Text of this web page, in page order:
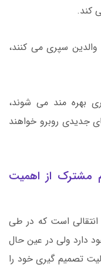
کند.
والدین سپری می کنند،
بهره مند می شوند،
جدیدی روبرو خواهند
مشترک از اهمیت
است که در طی
دارد ولی در عین حال
تصمیم گیری خود را